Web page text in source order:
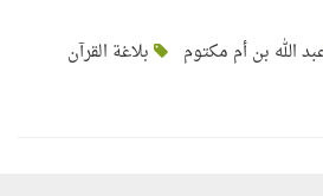
الله بن أم مكتوم
بلاغة القرآن